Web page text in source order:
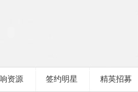
资源 签约明星 精英招募